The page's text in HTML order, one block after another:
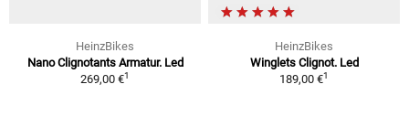
HeinzBikes
Nano Clignotants Armatur. Led
269,00 €1
HeinzBikes
Winglets Clignot. Led
189,00 €1